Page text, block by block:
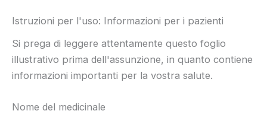
Istruzioni per l'uso: Informazioni per i pazienti
Si prega di leggere attentamente questo foglio
illustrativo prima dell'assunzione, in quanto contiene
informazioni importanti per la vostra salute.
Nome del medicinale